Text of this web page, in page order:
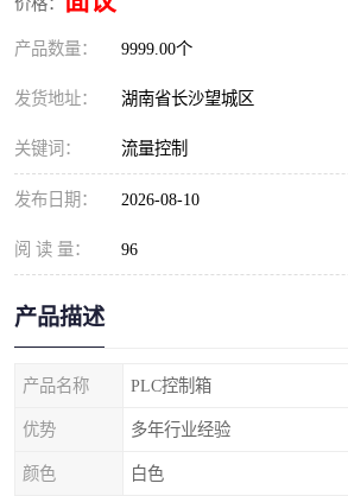
产品数量： 9999.00个
发货地址： 湖南省长沙望城区
关键词： 流量控制
发布日期： 2026-08-10
阅 读 量： 96
产品描述
产品名称 PLC控制箱
优势 多年行业经验
颜色 白色